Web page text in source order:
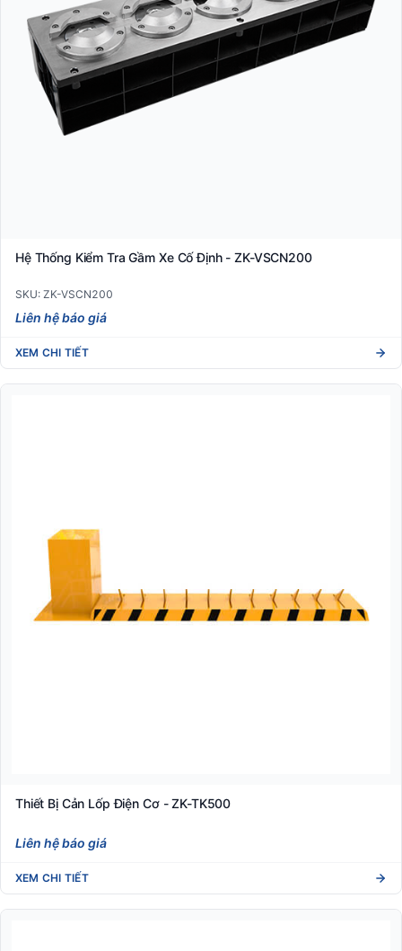
Hệ Thống Kiểm Tra Gầm Xe Cố Định - ZK-VSCN200
SKU: ZK-VSCN200
Liên hệ báo giá
XEM CHI TIẾT
Thiết Bị Cản Lốp Điện Cơ - ZK-TK500
Liên hệ báo giá
XEM CHI TIẾT